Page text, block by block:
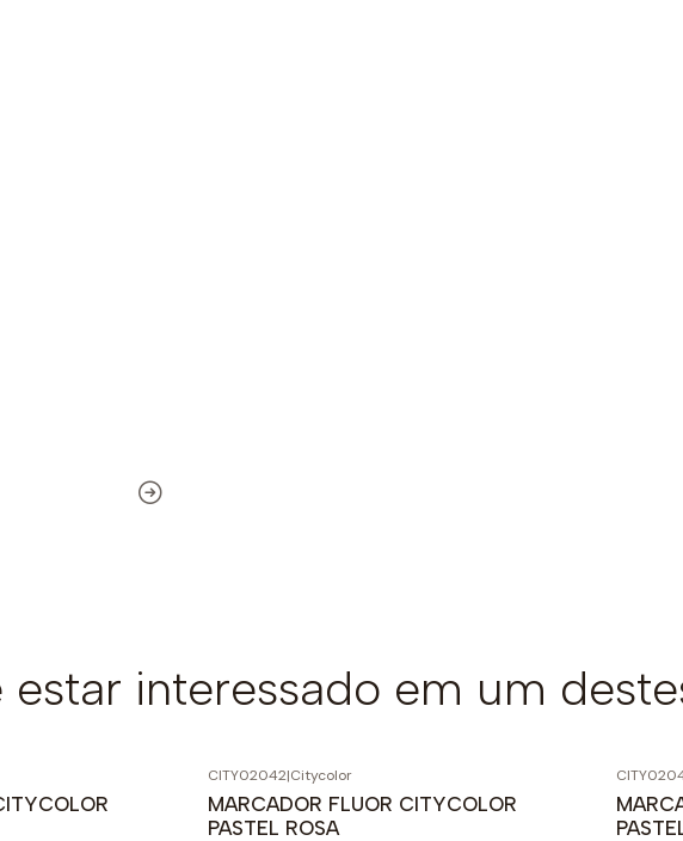
interessado em um
CITY02042|Citycolor
MARCADOR FLUOR CITYCOLOR
PASTEL ROSA